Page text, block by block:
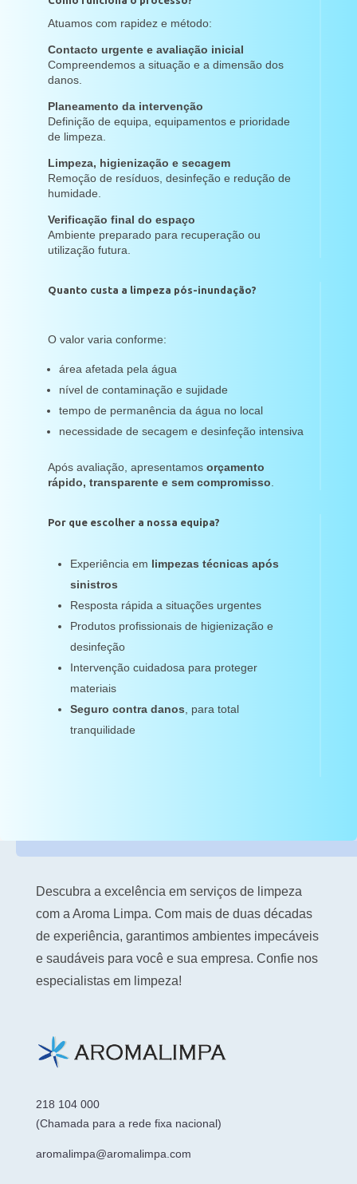
Atuamos com rapidez e método:
Contacto urgente e avaliação inicial
Compreendemos a situação e a dimensão dos
danos.
Planeamento da intervenção
Definição de equipa, equipamentos e prioridade
de limpeza.
Limpeza, higienização e secagem
Remoção de resíduos, desinfeção e redução de
humidade.
Verificação final do espaço
Ambiente preparado para recuperação ou
utilização futura.
Quanto custa a limpeza pós-inundação?
O valor varia conforme:
área afetada pela água
nível de contaminação e sujidade
tempo de permanência da água no local
necessidade de secagem e desinfeção intensiva
Após avaliação, apresentamos orçamento
rápido, transparente e sem compromisso.
Por que escolher a nossa equipa?
Experiência em limpezas técnicas após
sinistros
Resposta rápida a situações urgentes
Produtos profissionais de higienização e
desinfeção
Intervenção cuidadosa para proteger
materiais
Seguro contra danos, para total
tranquilidade
Descubra a excelência em serviços de limpeza
com a Aroma Limpa. Com mais de duas décadas
de experiência, garantimos ambientes impecáveis
e saudáveis para você e sua empresa. Confie nos
especialistas em limpeza!
218 104 000
(Chamada para a rede fixa nacional)
aromalimpa@aromalimpa.com